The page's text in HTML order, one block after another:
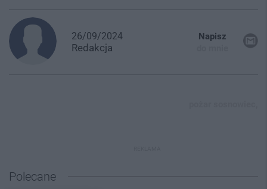
26/09/2024
Redakcja
Napisz
Polecane